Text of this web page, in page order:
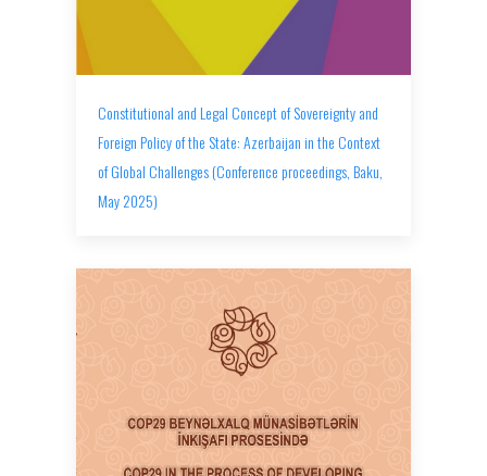
Constitutional and Legal Concept of Sovereignty and
Foreign Policy of the State: Azerbaijan in the Context
of Global Challenges (Conference proceedings, Baku,
May 2025)